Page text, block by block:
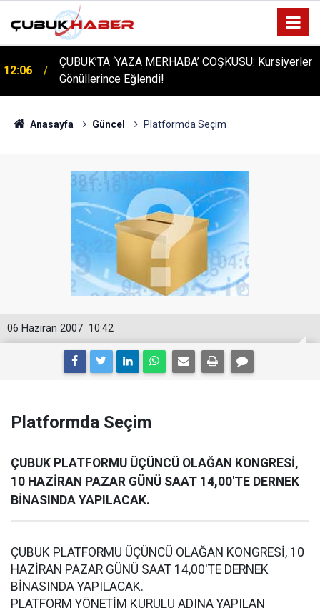
12:06
ÇUBUK’TA ‘YAZA MERHABA’ COŞKUSU: Kursiyerler
Gönüllerince Eğlendi!
Anasayfa Güncel Platformda Seçim
10:42
06 Haziran 2007
Platformda Seçim
ÇUBUK PLATFORMU ÜÇÜNCÜ OLAĞAN KONGRESİ,
10 HAZİRAN PAZAR GÜNÜ SAAT 14,00'TE DERNEK
BİNASINDA YAPILACAK.
ÇUBUK PLATFORMU ÜÇÜNCÜ OLAĞAN KONGRESİ, 10
HAZİRAN PAZAR GÜNÜ SAAT 14,00'TE DERNEK
BİNASINDA YAPILACAK.
PLATFORM YÖNETİM KURULU ADINA YAPILAN